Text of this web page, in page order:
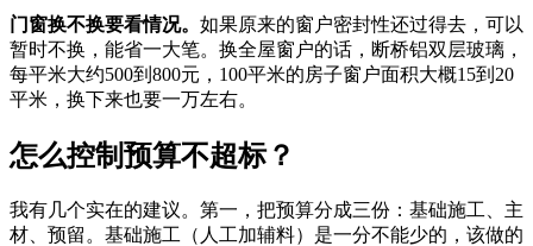
门窗换不换要看情况。 如果原来的窗户密封性还过得去，可以
暂时不换，能省一大笔。换全屋窗户的话，断桥铝双层玻璃，
每平米大约500到800元，100平米的房子窗户面积大概15到20
平米，换下来也要一万左右。
怎么控制预算不超标？
我有几个实在的建议。第一，把预算分成三份：基础施工、主
材、预留。基础施工（人工加辅料）是一分不能少的，该做的